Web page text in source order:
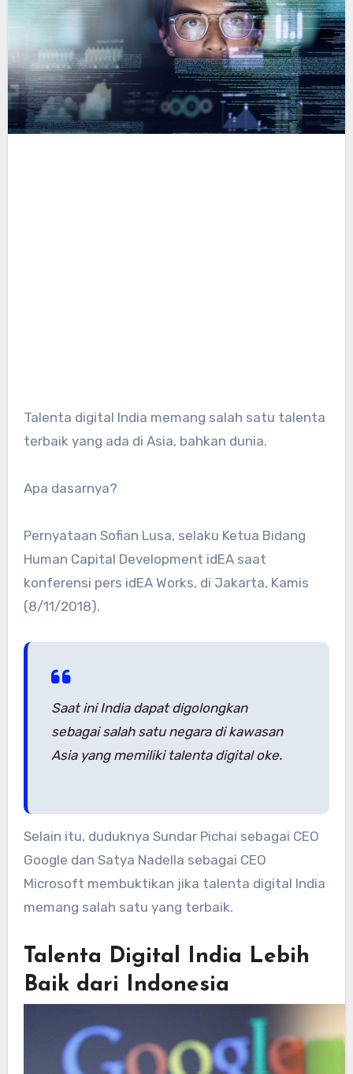
Talenta digital India memang salah satu talenta
terbaik yang ada di Asia, bahkan dunia.
Apa dasarnya?
Pernyataan Sofian Lusa, selaku Ketua Bidang
Human Capital Development idEA saat
konferensi pers idEA Works, di Jakarta, Kamis
(8/11/2018).
Saat ini India dapat digolongkan
sebagai salah satu negara di kawasan
Asia yang memiliki talenta digital oke.
Selain itu, duduknya Sundar Pichai sebagai CEO
Google dan Satya Nadella sebagai CEO
Microsoft membuktikan jika talenta digital India
memang salah satu yang terbaik.
Talenta Digital India Lebih
Baik dari Indonesia